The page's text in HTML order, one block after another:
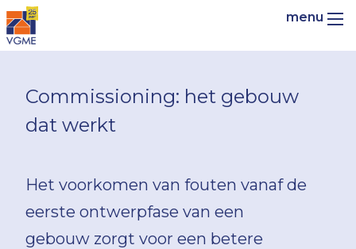
Commissioning: het gebouw
dat werkt
Het voorkomen van fouten vanaf de
eerste ontwerpfase van een
gebouw zorgt voor een betere